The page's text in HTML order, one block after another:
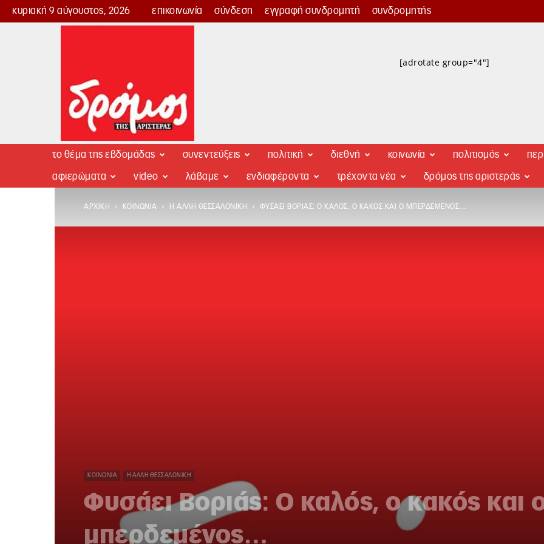
κυριακή 9 αύγουστος, 2026 επικοινωνία σύνδεση εγγραφή συνδρομητή συνδρομητής
Δρόμος
[adrotate group="4"]
το θέμα της εβδομάδας συνεντεύξεις πολιτική διεθνή κοινωνία πολιτισμός
αφιερώματα video λάβαμε ενδιαφέροντα τρέχοντα νέα δρόμος της αριστεράς
ΑΡΧΙΚΉ ΚΟΙΝΩΝΊΑ Η ΆΛΛΗ ΘΕΣΣΑΛΟΝΊΚΗ ΦΥΣΆΕΙ ΒΟΡΙΆΣ: Ο ΚΑΛΌΣ, Ο ΚΑΚΌΣ ΚΑΙ Ο ΜΠΕΡΔΕΜΈΝΟΣ…
ΚΟΙΝΩΝΊΑ Η ΆΛΛΗ ΘΕΣΣΑΛΟΝΊΚΗ
Φυσάει Βοριάς: Ο καλός, ο κακός και
μπερδεμένος…